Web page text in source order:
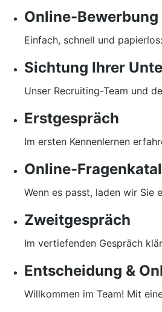
Online-
Einfach, schnell und
Sichtung Ihrer
Unser Recruiting-Team und
Erstgespräch
Im ersten Kennenlernen
Online-
Wenn es passt, laden wir Sie
Zweitgespräch
Im vertiefenden Gespräch
Entscheidung &
Willkommen im Team! Mit